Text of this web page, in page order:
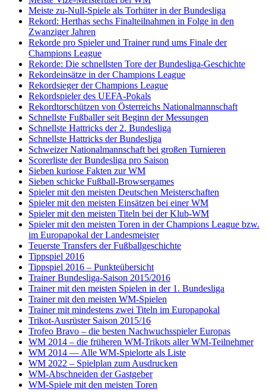
Meiste zu-Null-Spiele als Torhüter in der Bundesliga
Rekord: Herthas sechs Finalteilnahmen in Folge in den
Zwanziger Jahren
Rekorde pro Spieler und Trainer rund ums Finale der
Champions League
Rekorde: Die schnellsten Tore der Bundesliga-Geschichte
Rekordeinsätze in der Champions League
Rekordsieger der Champions League
Rekordspieler des UEFA-Pokals
Rekordtorschützen von Österreichs Nationalmannschaft
Schnellste Fußballer seit Beginn der Messungen
Schnellste Hattricks der 2. Bundesliga
Schnellste Hattricks der Bundesliga
Schweizer Nationalmannschaft bei großen Turnieren
Scorerliste der Bundesliga pro Saison
Sieben kuriose Fakten zur WM
Sieben schicke Fußball-Browsergames
Spieler mit den meisten Deutschen Meisterschaften
Spieler mit den meisten Einsätzen bei einer WM
Spieler mit den meisten Titeln bei der Klub-WM
Spieler mit den meisten Toren in der Champions League bzw.
im Europapokal der Landesmeister
Teuerste Transfers der Fußballgeschichte
Tippspiel 2016
Tippspiel 2016 – Punkteübersicht
Trainer Bundesliga-Saison 2015/2016
Trainer mit den meisten Spielen in der 1. Bundesliga
Trainer mit den meisten WM-Spielen
Trainer mit mindestens zwei Titeln im Europapokal
Trikot-Ausrüster Saison 2015/16
Trofeo Bravo – die besten Nachwuchsspieler Europas
WM 2014 – die früheren WM-Trikots aller WM-Teilnehmer
WM 2014 — Alle WM-Spielorte als Liste
WM 2022 – Spielplan zum Ausdrucken
WM-Abschneiden der Gastgeber
WM-Spiele mit den meisten Toren